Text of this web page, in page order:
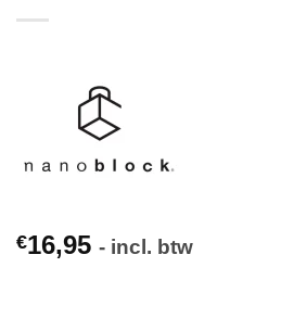
€16,95 - incl. btw